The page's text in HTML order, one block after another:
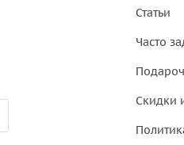
Статьи
Часто
Скидки